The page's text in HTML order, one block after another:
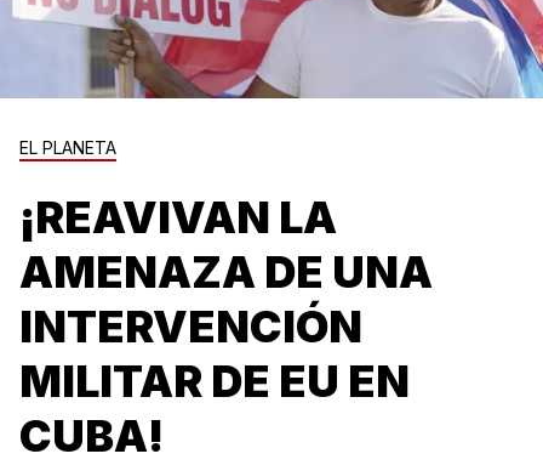
EL PLANETA
¡REAVIVAN LA
AMENAZA DE UNA
INTERVENCIÓN
MILITAR DE EU EN
CUBA!